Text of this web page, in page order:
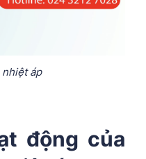
nhiệt áp
động của